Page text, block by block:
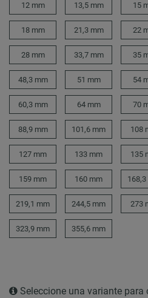
12 mm 13,5 mm 15
18 mm 21,3 mm 22
28 mm 33,7 mm 35
48,3 mm 51 mm 54
60,3 mm 64 mm 70
88,9 mm 101,6 mm 108
127 mm 133 mm 135
159 mm 160 mm
219,1 mm 244,5 mm 273
323,9 mm 355,6 mm
Seleccione una variante